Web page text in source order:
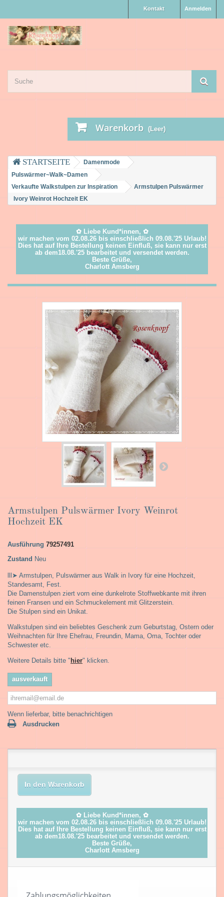
Anmelden
Kontakt
Warenkorb (Leer)
Damenmode
Pulswärmer~Walk~Damen
Verkaufte Walkstulpen zur Inspiration
Armstulpen Pulswärmer
Ivory Weinrot Hochzeit EK
✿ Liebe Kund*innen, ✿
wir machen vom 02.08.26 bis einschließlich 09.08.'25 Urlaub!
Dies hat auf Ihre Bestellung keinen Einfluß, sie kann nur erst
ab dem18.08.'25 bearbeitet und versendet werden.
Beste Grüße,
Charlott Amsberg
Armstulpen Pulswärmer Ivory Weinrot
Hochzeit EK
Ausführung 79257491
Zustand Neu
lll➤ Armstulpen, Pulswärmer aus Walk in Ivory für eine Hochzeit,
Standesamt, Fest.
Die Damenstulpen ziert vorn eine dunkelrote Stoffwebkante mit ihren
feinen Fransen und ein Schmuckelement mit Glitzerstein.
Die Stulpen sind ein Unikat.
Walkstulpen sind ein beliebtes Geschenk zum Geburtstag, Ostern oder
Weihnachten für Ihre Ehefrau, Freundin, Mama, Oma, Tochter oder
Schwester etc.
Weitere Details bitte "hier" klicken.
ausverkauft
Wenn lieferbar, bitte benachrichtigen
Ausdrucken
In den Warenkorb
✿ Liebe Kund*innen, ✿
wir machen vom 02.08.26 bis einschließlich 09.08.'25 Urlaub!
Dies hat auf Ihre Bestellung keinen Einfluß, sie kann nur erst
ab dem18.08.'25 bearbeitet und versendet werden.
Beste Grüße,
Charlott Amsberg